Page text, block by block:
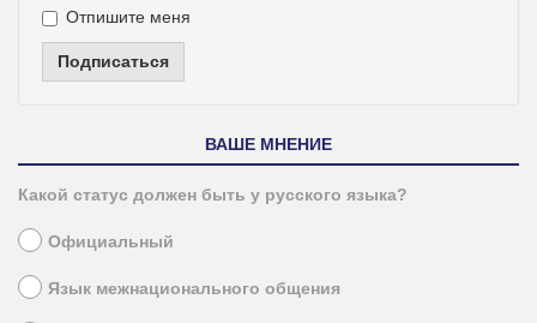
Отпишите меня
Подписаться
ВАШЕ МНЕНИЕ
Какой статус должен быть у русского языка?
Официальный
Язык межнационального общения